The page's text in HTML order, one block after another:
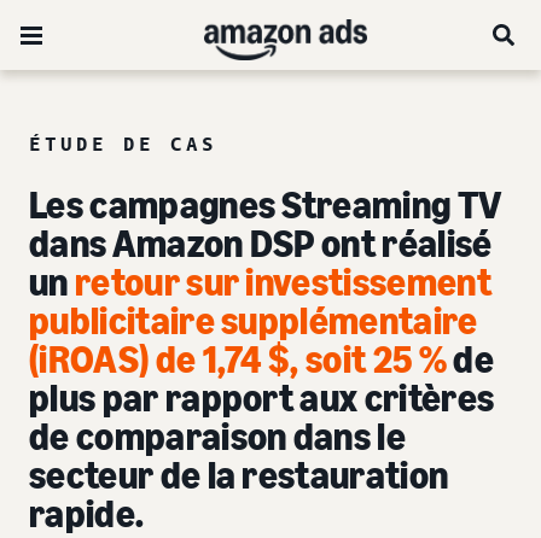
ÉTUDE DE CAS
Les campagnes Streaming TV
dans Amazon DSP ont réalisé
unretour sur investissement
publicitaire supplémentaire
(iROAS) de 1,74 $,soit 25 %de
plus par rapport aux critères
de comparaison dans le
secteur de la restauration
rapide.